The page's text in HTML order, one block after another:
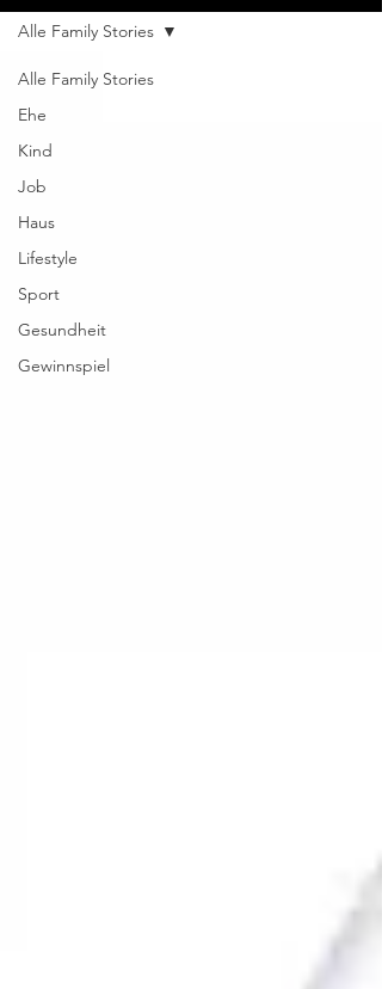
Alle Family Stories
Ehe
Kind
Job
Haus
Lifestyle
Sport
Gesundheit
Gewinnspiel
Alle Family Stories